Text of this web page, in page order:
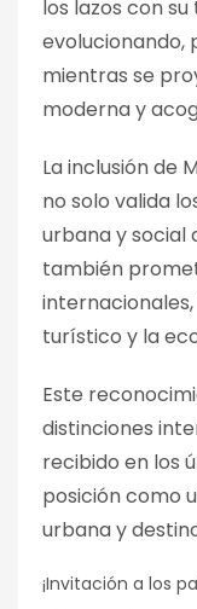
los lazos con
evolucionando,
mientras se
moderna y
La inclusión de
no solo valida
urbana y social
también
turístico y la
Este
distinciones
recibido en los
posición como
urbana y
¡Invitación a los